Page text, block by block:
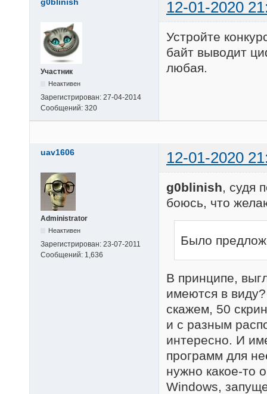
12-01-2020
Участник
Неактивен
Зарегистрирован: 27-04-2014
Сообщений: 320
Устройте
байт выводит
любая.
uav1606 12-01-2020
Administrator
Неактивен
Зарегистрирован: 23-07-2011
Сообщений: 1,636
g0blinish, судя
боюсь, что
Было
В принципе,
имеются в
скажем, 50
и с разным
интересно. И
программ для
нужно какое-то
Windows,